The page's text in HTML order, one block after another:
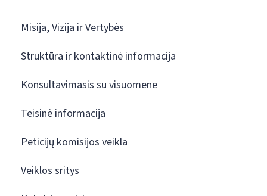
Misija, Vizija ir Vertybės
Struktūra ir kontaktinė informacija
Konsultavimasis su visuomene
Teisinė informacija
Peticijų komisijos veikla
Veiklos sritys